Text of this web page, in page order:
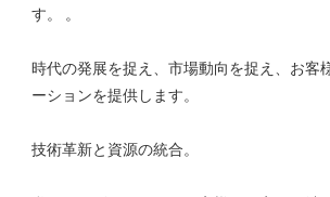
時代の発展を捉え、市場動向を捉え、お客